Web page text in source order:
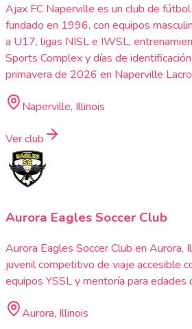
Ajax FC Naperville es un club de
fundado en 1996, con equipos
a U17, ligas NISL e IWSL,
Sports Complex y días de
primavera de 2026 en Naperville
Naperville, Illinois
Ver club
Aurora Eagles Soccer Club
Aurora Eagles Soccer Club en Aurora,
juvenil competitivo de viaje accesible
equipos YSSL y mentoría para edades
Aurora, Illinois